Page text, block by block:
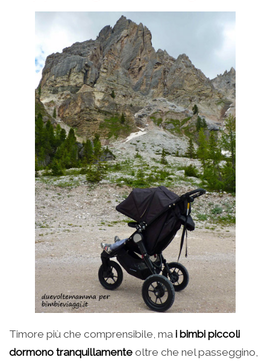
Timore più che comprensibile, ma i bimbi piccoli
dormono tranquillamente oltre che nel passeggino,